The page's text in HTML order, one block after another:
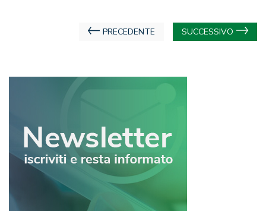
Navigazione
PRECEDENTE SUCCESSIVO